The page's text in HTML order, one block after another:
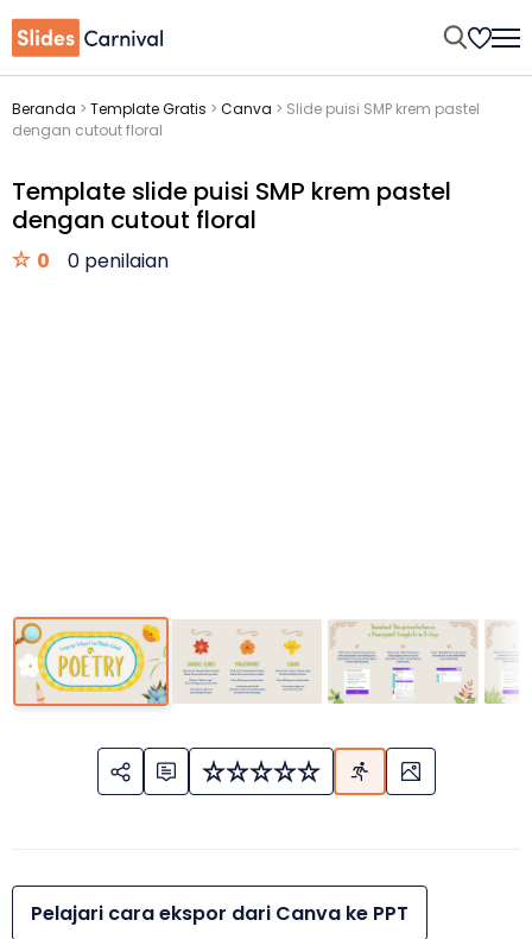
Beranda > Template Gratis > Canva > Slide puisi SMP krem pastel
dengan cutout floral
Template slide puisi SMP krem pastel
dengan cutout floral
0 0 penilaian
Pelajari cara ekspor dari Canva ke PPT